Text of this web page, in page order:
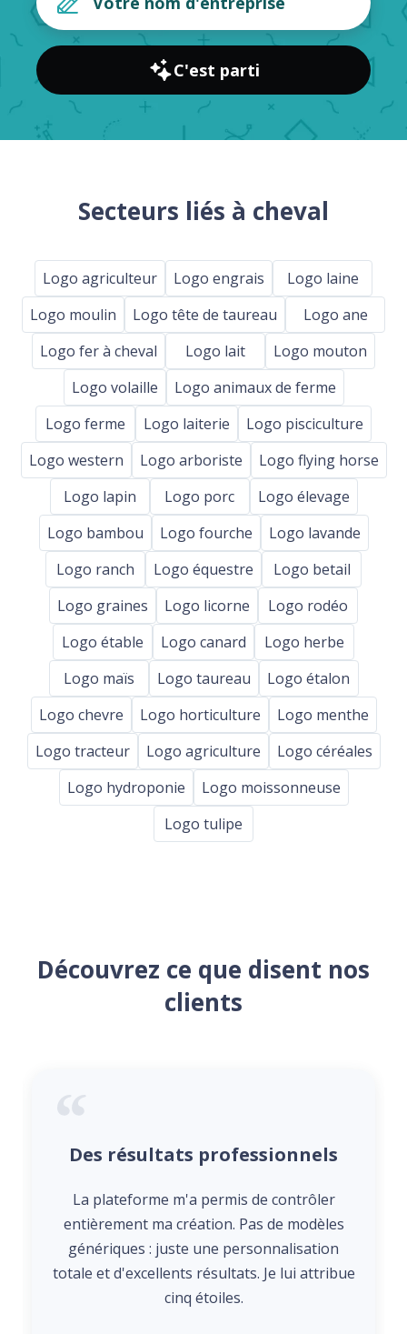
C'est parti
Secteurs liés à cheval
Logo agriculteur Logo engrais
Logo laine
Logo moulin
Logo tête de taureau
Logo ane
Logo fer à cheval
Logo lait
Logo mouton
Logo volaille
Logo animaux de ferme
Logo ferme
Logo laiterie
Logo pisciculture
Logo western
Logo arboriste
Logo flying horse
Logo lapin
Logo porc
Logo élevage
Logo bambou
Logo fourche
Logo lavande
Logo ranch
Logo équestre
Logo betail
Logo graines
Logo licorne
Logo rodéo
Logo étable
Logo canard
Logo herbe
Logo maïs
Logo taureau
Logo étalon
Logo chevre
Logo horticulture
Logo menthe
Logo tracteur
Logo agriculture
Logo céréales
Logo hydroponie
Logo moissonneuse
Logo tulipe
Découvrez ce que disent nos
clients
Des résultats professionnels
La plateforme m'a permis de contrôler
entièrement ma création. Pas de modèles
génériques : juste une personnalisation
totale et d'excellents résultats. Je lui attribue
cinq étoiles.